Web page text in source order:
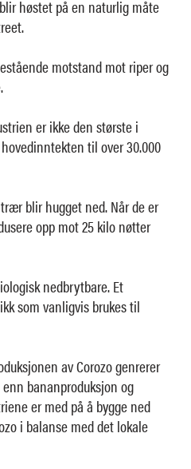
blir høstet på en naturlig måte
motstand mot riper og
er ikke den største i
til over 30.000
trær blir hugget ned. Når de er
opp mot 25 kilo nøtter
nedbrytbare. Et
som vanligvis brukes til
av Corozo genrerer
bananproduksjon og
er med på å bygge ned
i balanse med det lokale